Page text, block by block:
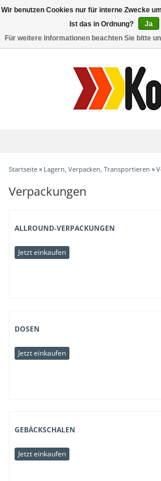
Toggle
Startseite » Lagern, Verpacken, Transportieren »
Verpackungen
ALLROUND-VERPACKUNGEN
Jetzt einkaufen
DOSEN
Jetzt einkaufen
GEBÄCKSCHALEN
Jetzt einkaufen
Wir benutzen Cookies nur für interne Zwecke
Ist das in Ordnung?
Ja
Für weitere Informationen beachten Sie bitte